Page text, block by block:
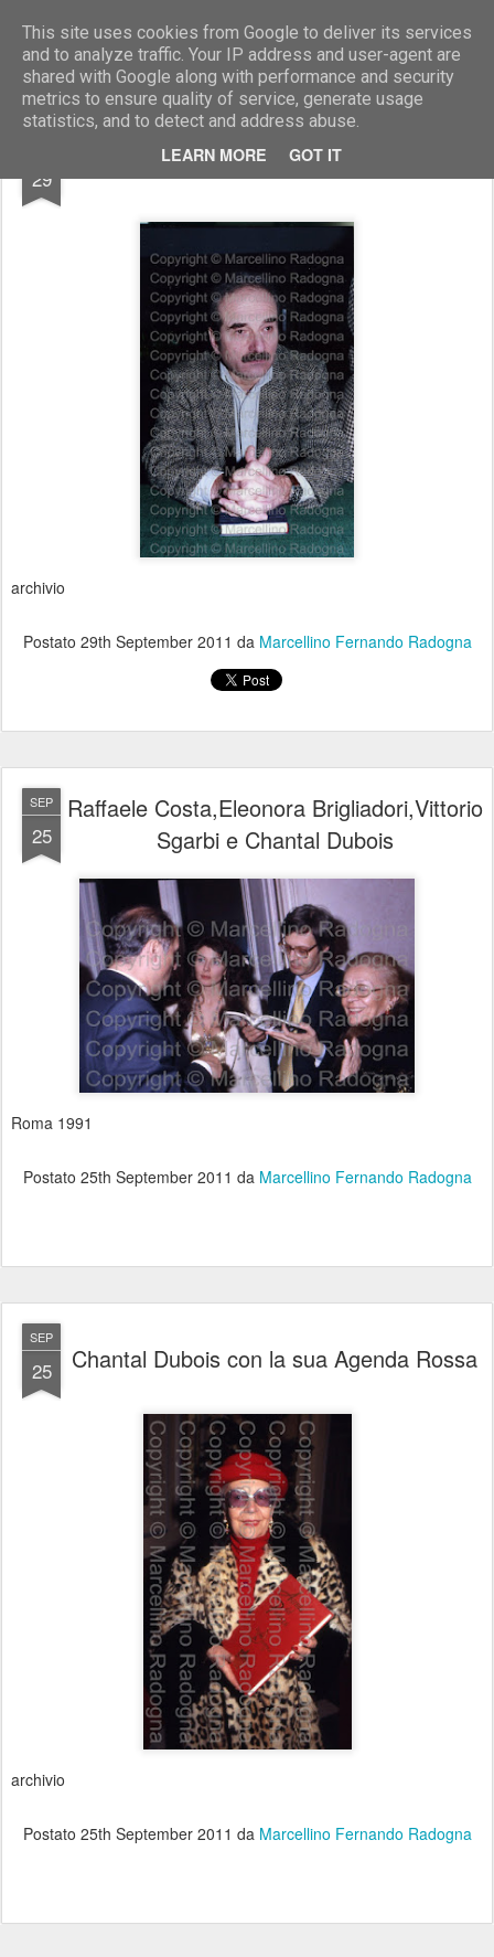
This site uses cookies from Google to deliver its services
and to analyze traffic. Your IP address and user-agent are
shared with Google along with performance and security
metrics to ensure quality of service, generate usage
statistics, and to detect and address abuse.
LEARN MORE GOT IT
Marcellino Radogna - Fotonotizie per la stampa
29 Valerio Morucci
archivio
Postato 29th September 2011 da Marcellino Fernando Radogna
SEP
25
Raffaele Costa,Eleonora Brigliadori,Vittorio
Sgarbi e Chantal Dubois
Roma 1991
Postato 25th September 2011 da Marcellino Fernando Radogna
SEP
25 Chantal Dubois con la sua Agenda Rossa
archivio
Postato 25th September 2011 da Marcellino Fernando Radogna